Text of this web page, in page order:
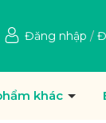
Đăng nhập /
khác